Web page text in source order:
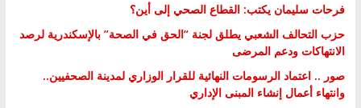
فرحات سليمان يكتب: القطاع الصحي إلى أين؟
حزب التحالف الشعبي يطلق لجنة “الحق في الصحة” بالإسكندرية لرصد
الانتهاكات ودعم المرضى
صور .. اعتماد الرسومات النهائية للقرار الوزاري لمدينة الصحفيين..
وانتهاء أعمال إنشاء المبنى الإداري